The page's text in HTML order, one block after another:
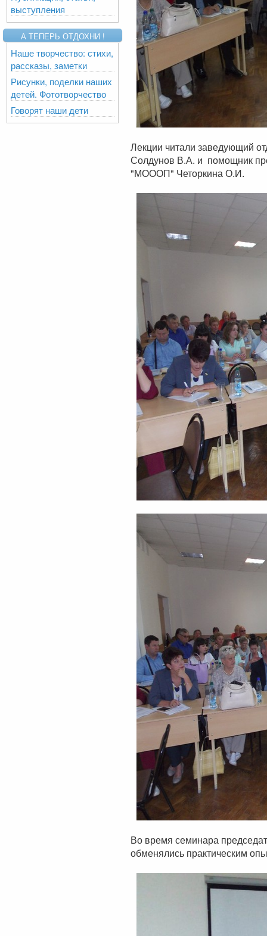
выступления
А ТЕПЕРЬ ОТДОХНИ !
Наше творчество: стихи,
рассказы, заметки
Рисунки, поделки наших
детей. Фототворчество
Говорят наши дети
Лекции читали заведующий
Солдунов В.А. и помощник
"МОООП" Четоркина О.И.
Во время семинара
обменялись практическим